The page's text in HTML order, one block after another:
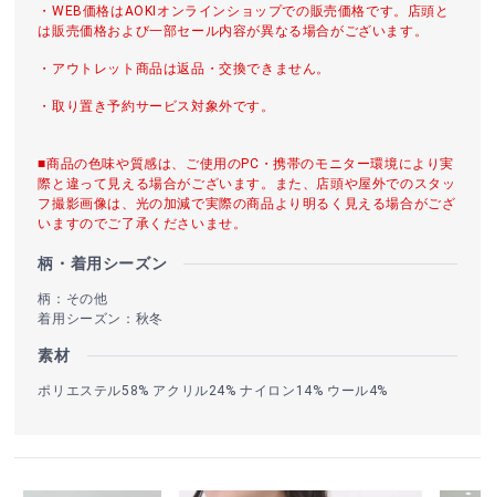
・WEB価格はAOKIオンラインショップでの販売価格です。店頭と
は販売価格および一部セール内容が異なる場合がございます。
・アウトレット商品は返品・交換できません。
・取り置き予約サービス対象外です。
■商品の色味や質感は、ご使用のPC・携帯のモニター環境により実
際と違って見える場合がございます。また、店頭や屋外でのスタッ
フ撮影画像は、光の加減で実際の商品より明るく見える場合がござ
いますのでご了承くださいませ。
柄・着用シーズン
柄：その他
着用シーズン：秋冬
素材
ポリエステル58% アクリル24% ナイロン14% ウール4%